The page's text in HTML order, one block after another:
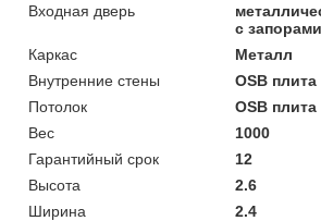
Входная дверь
с
Каркас
Металл
Внутренние стены
OSB плита
Потолок
OSB плита
Вес
1000
Гарантийный срок
12
Высота
2.6
Ширина
2.4